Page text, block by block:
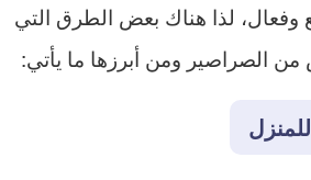
وفعال، لذا هناك بعض الطرق التي
الصراصير ومن أبرزها ما يأتي: